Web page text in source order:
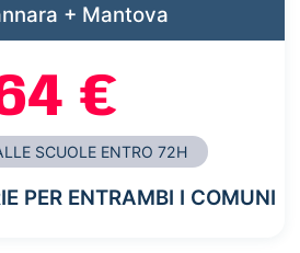
+ Mantova
€
SCUOLE ENTRO 72H
PER ENTRAMBI I COMUNI